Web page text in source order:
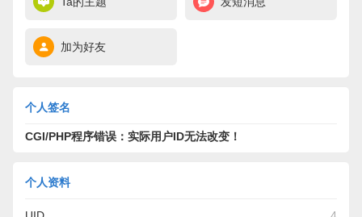
加为好友
个人签名
CGI/PHP程序错误：实际用户ID无法改变！
个人资料